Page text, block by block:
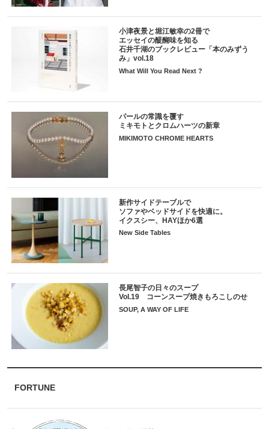
小津夜景と堀江敏幸の2冊で
エッセイの醍醐味を知る
石井千湖のブックレビュー「本のみずう
み」vol.18
What Will You Read Next ?
パールの常識を覆す
ミキモトとクロムハーツの新章
MIKIMOTO CHROME HEARTS
新作サイドテーブルで
ソファやベッドサイドを快適に。
イクスシー、HAYほか6選
New Side Tables
長尾智子の日々のスープ
Vol.19 コーンスープ焼きもろこしのせ
SOUP, A WAY OF LIFE
FORTUNE